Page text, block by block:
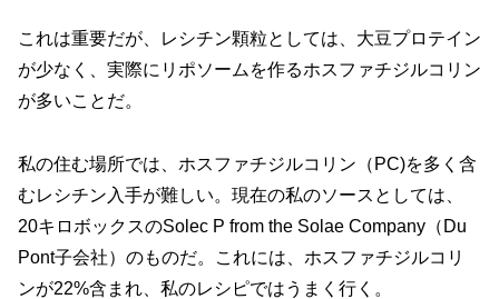
これは重要だが、レシチン顆粒としては、大豆プロテイン
が少なく、実際にリポソームを作るホスファチジルコリン
が多いことだ。
私の住む場所では、ホスファチジルコリン（PC)を多く含
むレシチン入手が難しい。現在の私のソースとしては、
20キロボックスのSolec P from the Solae Company（Du
Pont子会社）のものだ。これには、ホスファチジルコリ
ンが22%含まれ、私のレシピではうまく行く。